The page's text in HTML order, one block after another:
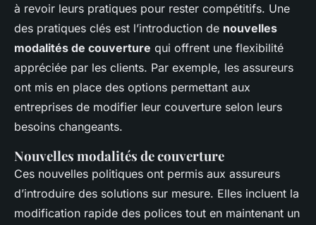
à revoir leurs pratiques pour rester compétitifs. Une
des pratiques clés est l’introduction de nouvelles
modalités de couverture qui offrent une flexibilité
appréciée par les clients. Par exemple, les assureurs
ont mis en place des options permettant aux
entreprises de modifier leur couverture selon leurs
besoins changeants.
Nouvelles modalités de couverture
Ces nouvelles politiques ont permis aux assureurs
d’introduire des solutions sur mesure. Elles incluent la
modification rapide des polices tout en maintenant un